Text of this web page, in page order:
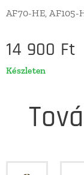
AF70-HE, AF105-
14 900 Ft
Készleten